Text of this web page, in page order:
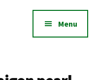
Menu